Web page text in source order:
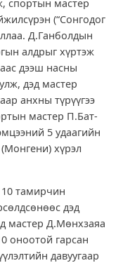
спортын мастер
(“Сонгодог
Д.Ганболдын
алдрыг хүртэж
дээш насны
дэд мастер
анхны түрүүгээ
мастер П.Бат-
5 удаагийн
хүрэл
10 тамирчин
дэд
мастер Д.Мөнхзаяа
оноотой гарсан
давуугаар